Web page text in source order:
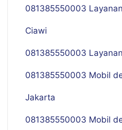
081385550003
Ciawi
081385550003
081385550003 Mobil
Jakarta
081385550003 Mobil